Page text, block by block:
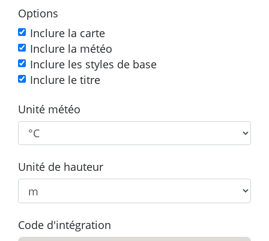
Options
Inclure la carte
Inclure la météo
Inclure les styles de base
Inclure le titre
Unité météo
Unité de hauteur
Code d'intégration